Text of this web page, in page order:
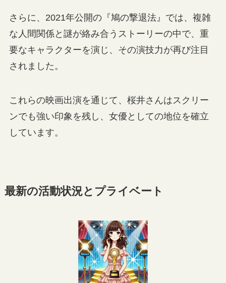
さらに、2021年公開の『鳩の撃退法』では、複雑
な人間関係と謎が絡み合うストーリーの中で、重
要なキャラクターを演じ、その演技力が再び注目
されました。
これらの映画出演を通じて、桜井さんはスクリー
ンでも強い印象を残し、女優としての地位を確立
しています。
最新の活動状況とプライベート